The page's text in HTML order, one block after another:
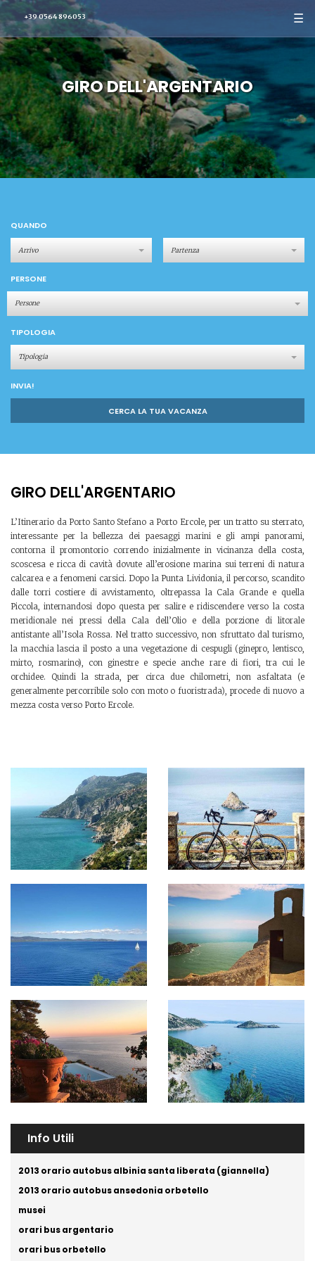
+39 0564 896053 ☰
GIRO DELL'ARGENTARIO
QUANDO
PERSONE
Persone
TIPOLOGIA
Tipologia
INVIA!
CERCA LA TUA VACANZA
GIRO DELL'ARGENTARIO
L’Itinerario da Porto Santo Stefano a Porto Ercole, per un tratto su sterrato,
interessante per la bellezza dei paesaggi marini e gli ampi panorami,
contorna il promontorio correndo inizialmente in vicinanza della costa,
scoscesa e ricca di cavità dovute all’erosione marina sui terreni di natura
calcarea e a fenomeni carsici. Dopo la Punta Lividonia, il percorso, scandito
dalle torri costiere di avvistamento, oltrepassa la Cala Grande e quella
Piccola, internandosi dopo questa per salire e ridiscendere verso la costa
meridionale nei pressi della Cala dell’Olio e della porzione di litorale
antistante all’Isola Rossa. Nel tratto successivo, non sfruttato dal turismo,
la macchia lascia il posto a una vegetazione di cespugli (ginepro, lentisco,
mirto, rosmarino), con ginestre e specie anche rare di fiori, tra cui le
orchidee. Quindi la strada, per circa due chilometri, non asfaltata (e
generalmente percorribile solo con moto o fuoristrada), procede di nuovo a
mezza costa verso Porto Ercole.
Info Utili
2013 orario autobus albinia santa liberata (giannella)
2013 orario autobus ansedonia orbetello
musei
orari bus argentario
orari bus orbetello